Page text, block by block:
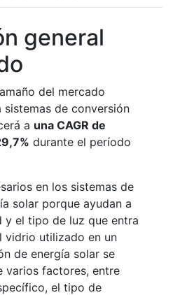
general
del mercado
de conversión
a una CAGR de
durante el período
en los sistemas de
solar porque ayudan a
el tipo de luz que entra
vidrio utilizado en un
de energía solar se
varios factores, entre
el tipo de